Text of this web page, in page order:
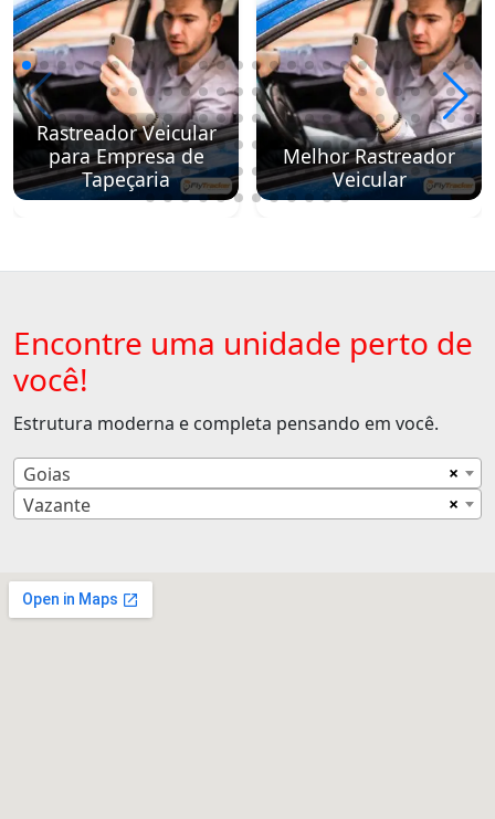
Rastreador Veicular
para Empresa de
Tapeçaria
Melhor Rastreador
Veicular
Encontre uma unidade perto de
você!
Estrutura moderna e completa pensando em você.
×
Goias
×
Vazante